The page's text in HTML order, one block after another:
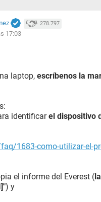
278.797
17:03
laptop, escríbenos la
identificarel dispositivo
1683-como-utilizar-el-
el informe del Everest (
) y